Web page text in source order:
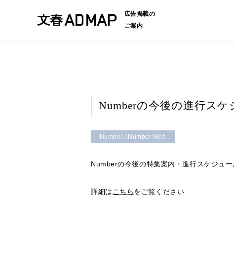
広告掲載の
ご案内
Numberの今後の進行ス
Number / Number Web
Numberの今後の特集案内・進行スケジュ
詳細は こちらをご覧ください